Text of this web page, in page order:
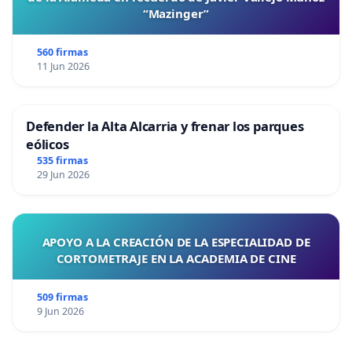
“Mazinger”
560 firmas
11 Jun 2026
Defender la Alta Alcarria y frenar los parques
eólicos
535 firmas
29 Jun 2026
APOYO A LA CREACIÓN DE LA ESPECIALIDAD DE
CORTOMETRAJE EN LA ACADEMIA DE CINE
509 firmas
9 Jun 2026